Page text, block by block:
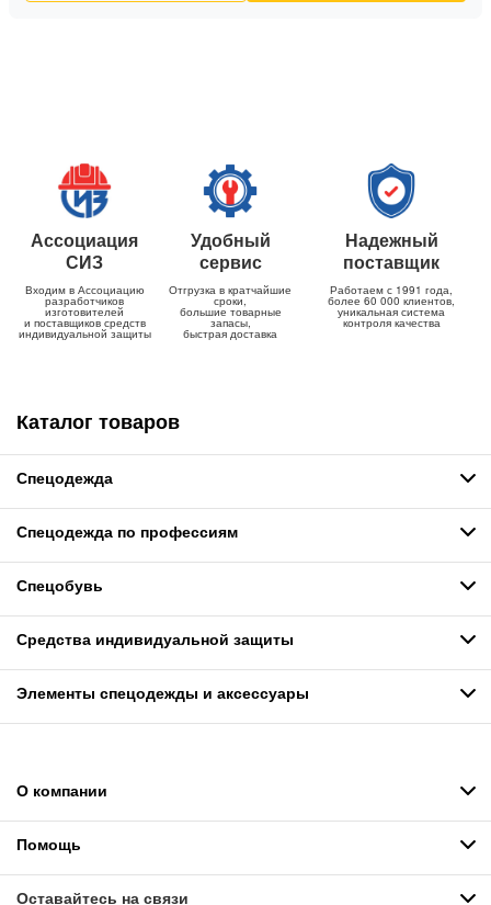
Ассоциация
СИЗ
Входим в Ассоциацию
разработчиков
изготовителей
и поставщиков средств
индивидуальной защиты
Удобный
сервис
Отгрузка в кратчайшие
сроки,
большие товарные
запасы,
быстрая доставка
Надежный
поставщик
Работаем с 1991 года,
более 60 000 клиентов,
уникальная система
контроля качества
Каталог товаров
Спецодежда
Спецодежда по профессиям
Спецобувь
Средства индивидуальной защиты
Элементы спецодежды и аксессуары
О компании
Помощь
Оставайтесь на связи